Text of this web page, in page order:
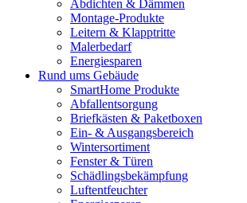
Abdichten & Dämmen
Montage-Produkte
Leitern & Klapptritte
Malerbedarf
Energiesparen
Rund ums Gebäude
SmartHome Produkte
Abfallentsorgung
Briefkästen & Paketboxen
Ein- & Ausgangsbereich
Wintersortiment
Fenster & Türen
Schädlingsbekämpfung
Luftentfeuchter